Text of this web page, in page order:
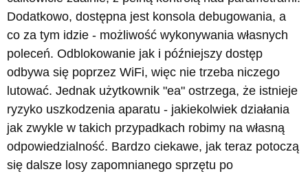
Dodatkowo, dostępna jest konsola debugowania, a
co za tym idzie - możliwość wykonywania własnych
poleceń. Odblokowanie jak i późniejszy dostęp
odbywa się poprzez WiFi, więc nie trzeba niczego
lutować. Jednak użytkownik "ea" ostrzega, że istnieje
ryzyko uszkodzenia aparatu - jakiekolwiek działania
jak zwykle w takich przypadkach robimy na własną
odpowiedzialność. Bardzo ciekawe, jak teraz potoczą
się dalsze losy zapomnianego sprzętu po